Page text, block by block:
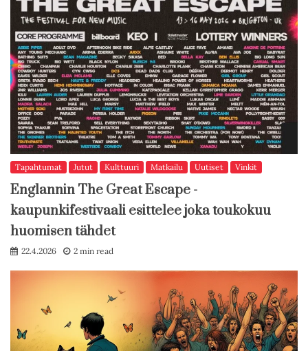
Tapahtumat Jutut Kulttuuri Matkailu Uutiset Vinkit
Englannin The Great Escape -
kaupunkifestivaali esittelee joka toukokuu
huomisen tähdet
22.4.2026 2 min read